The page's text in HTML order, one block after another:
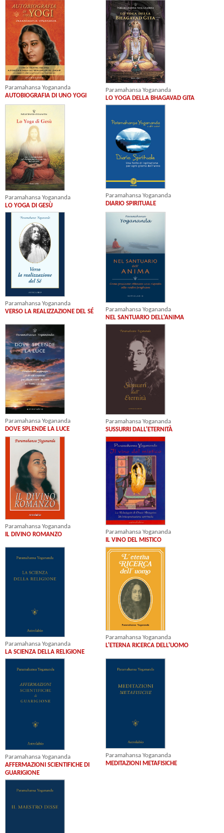
Paramahansa Yogananda
AUTOBIOGRAFIA DI UNO YOGI
Paramahansa Yogananda
LO YOGA DELLA BHAGAVAD GITA
Paramahansa Yogananda
LO YOGA DI GESÙ
Paramahansa Yogananda
DIARIO SPIRITUALE
Paramahansa Yogananda
VERSO LA REALIZZAZIONE DEL SÉ
Paramahansa Yogananda
NEL SANTUARIO DELL'ANIMA
Paramahansa Yogananda
DOVE SPLENDE LA LUCE
Paramahansa Yogananda
SUSSURRI DALL'ETERNITÀ
Paramahansa Yogananda
IL DIVINO ROMANZO
Paramahansa Yogananda
IL VINO DEL MISTICO
Paramahansa Yogananda
LA SCIENZA DELLA RELIGIONE
Paramahansa Yogananda
L'ETERNA RICERCA DELL'UOMO
Paramahansa Yogananda
AFFERMAZIONI SCIENTIFICHE DI
GUARIGIONE
Paramahansa Yogananda
MEDITAZIONI METAFISICHE